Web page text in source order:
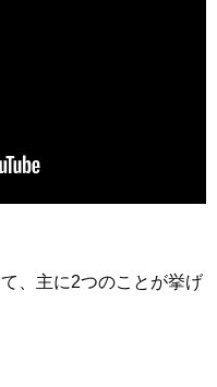
、主に2つのことが挙げ